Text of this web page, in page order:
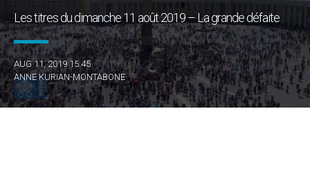
Les titres du dimanche 11 août 2019 – La grande défaite
AUG 11, 2019 15:45
ANNE KURIAN-MONTABONE